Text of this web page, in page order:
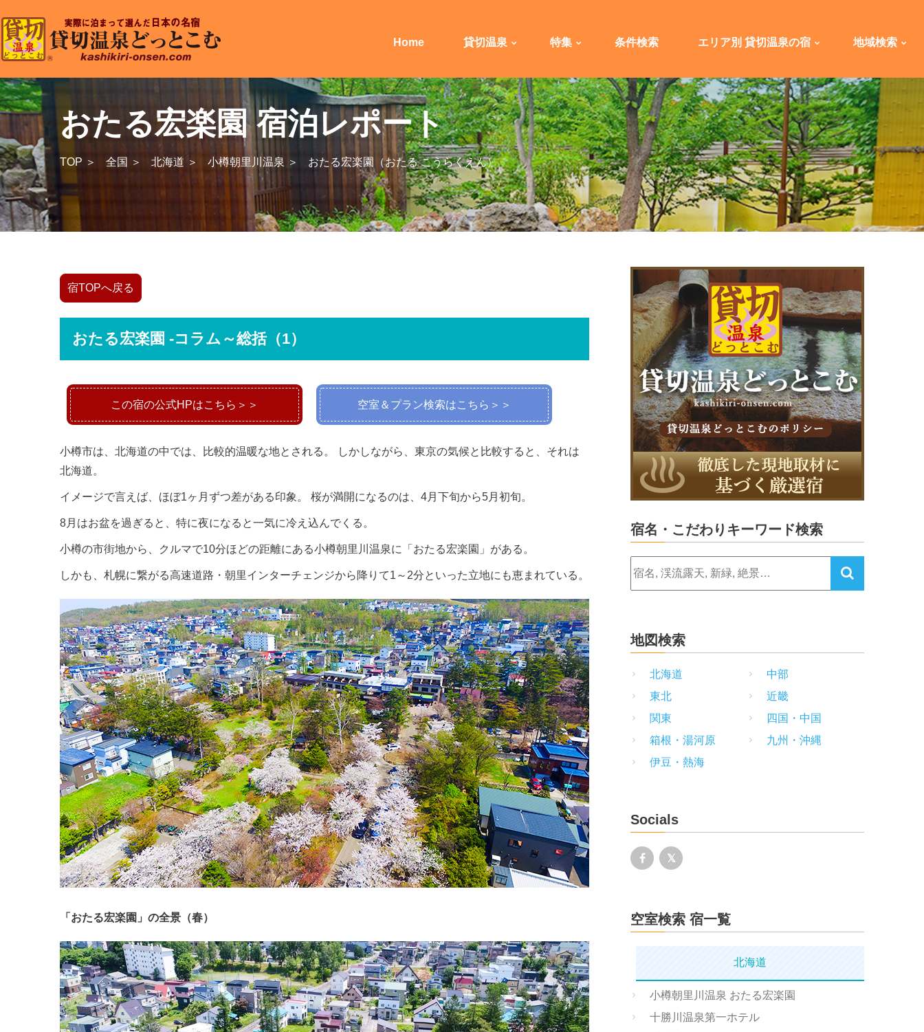
Home 貸切温泉 特集 条件検索 エリア別 貸切温泉の宿 地域検索
おたる宏楽園 宿泊レポート
TOP ＞ 全国 ＞ 北海道 ＞ 小樽朝里川温泉 ＞ おたる宏楽園（おたる こうらくえん）
宿TOPへ戻る
おたる宏楽園 -コラム～総括（1）
この宿の公式HPはこちら＞＞ 空室＆プラン検索はこちら＞＞
小樽市は、北海道の中では、比較的温暖な地とされる。 しかしながら、東京の気候と比較すると、それは
北海道。
イメージで言えば、ほぼ1ヶ月ずつ差がある印象。 桜が満開になるのは、4月下旬から5月初旬。
8月はお盆を過ぎると、特に夜になると一気に冷え込んでくる。
小樽の市街地から、クルマで10分ほどの距離にある小樽朝里川温泉に「おたる宏楽園」がある。
しかも、札幌に繋がる高速道路・朝里インターチェンジから降りて1～2分といった立地にも恵まれている。
「おたる宏楽園」の全景（春）
宿名・こだわりキーワード検索
地図検索
北海道
東北
関東
箱根・湯河原
伊豆・熱海
中部
近畿
四国・中国
九州・沖縄
Socials
空室検索 宿一覧
北海道
小樽朝里川温泉 おたる宏楽園
十勝川温泉第一ホテル